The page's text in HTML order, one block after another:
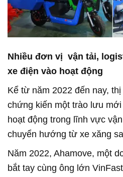
Nhiều đơn vị vận tải,
xe điện vào hoạt động
Kể từ năm 2022 đến nay,
chứng kiến một trào lưu
hoạt động trong lĩnh vực
chuyển hướng từ xe xăng
Năm 2022, Ahamove, một
bắt tay cùng ông lớn